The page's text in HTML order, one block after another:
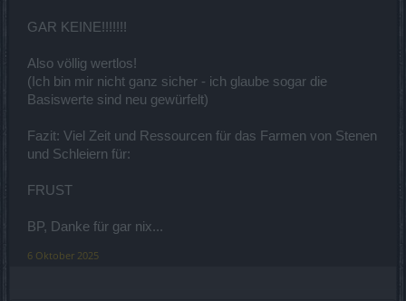
GAR KEINE!!!!!!!
Also völlig wertlos!
(Ich bin mir nicht ganz sicher - ich glaube sogar die
Basiswerte sind neu gewürfelt)
Fazit: Viel Zeit und Ressourcen für das Farmen von Stenen
und Schleiern für:
FRUST
BP, Danke für gar nix...
6 Oktober 2025